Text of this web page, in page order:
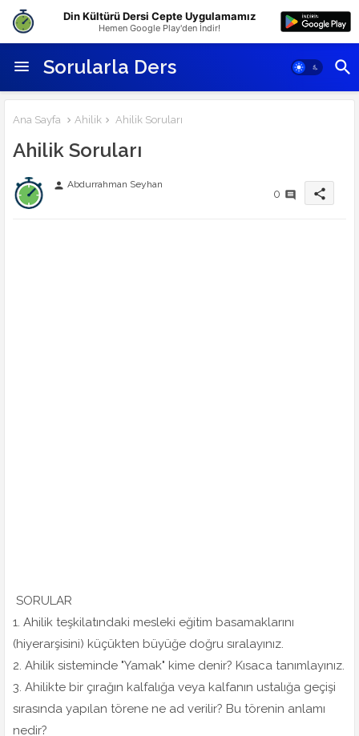
Sorularla Ders
Ana Sayfa Ahilik Ahilik Soruları
Ahilik Soruları
person Abdurrahman Seyhan
0 share
SORULAR
1. Ahilik teşkilatındaki mesleki eğitim basamaklarını
(hiyerarşisini) küçükten büyüğe doğru sıralayınız.
2. Ahilik sisteminde "Yamak" kime denir? Kısaca tanımlayınız.
3. Ahilikte bir çırağın kalfalığa veya kalfanın ustalığa geçişi
sırasında yapılan törene ne ad verilir? Bu törenin anlamı
nedir?
Din Kültürü Dersi Cepte Uygulamamız
Hemen Google Play'den İndir!